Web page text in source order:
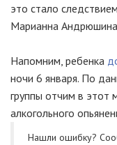
это стало
Марианна
Напомним, ребенка
ночи 6 января. По
группы отчим в этот
алкогольного
Нашли ошибку?